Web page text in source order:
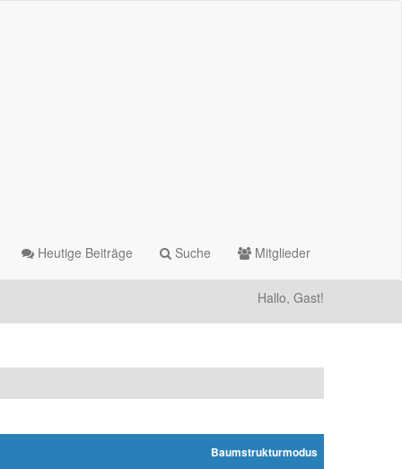
Heutige Beiträge Suche Mitglieder
Hallo, Gast!
Baumstrukturmodus